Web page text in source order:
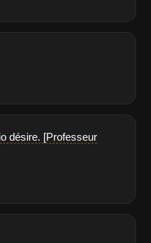
désire. [Professeur